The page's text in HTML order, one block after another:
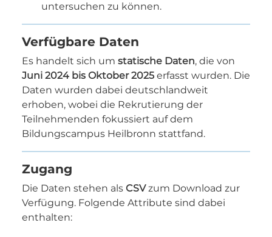
untersuchen zu können.
Verfügbare Daten
Es handelt sich um statische Daten, die von
Juni 2024 bis Oktober 2025 erfasst wurden. Die
Daten wurden dabei deutschlandweit
erhoben, wobei die Rekrutierung der
Teilnehmenden fokussiert auf dem
Bildungscampus Heilbronn stattfand.
Zugang
Die Daten stehen als CSVzum Download zur
Verfügung. Folgende Attribute sind dabei
enthalten: